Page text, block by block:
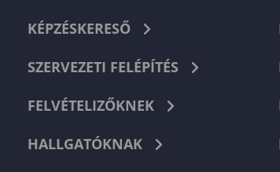
KÉPZÉSKERESŐ
SZERVEZETI FELÉPÍTÉS
FELVÉTELIZŐKNEK
HALLGATÓKNAK